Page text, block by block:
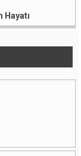
Hayatı